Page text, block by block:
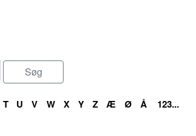
T U V W X Y Z Æ Ø Å 123...